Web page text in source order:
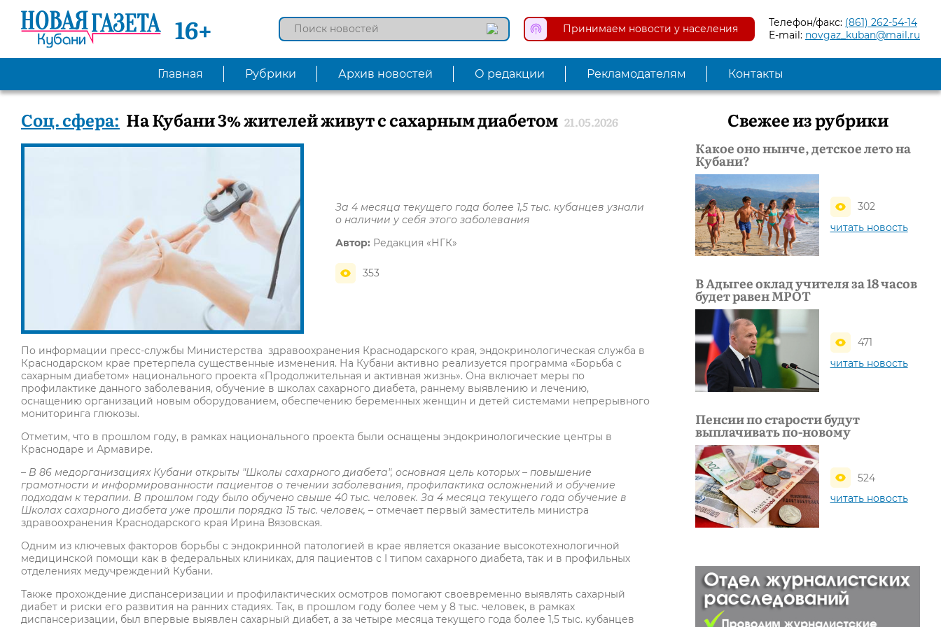
16+ Принимаем новости у населения Телефон/факс: (861) 262-54-14
E-mail: novgaz_kuban@mail.ru
Главная Рубрики Архив новостей О редакции Рекламодателям Контакты
Соц. сфера: На Кубани 3% жителей живут с сахарным диабетом 21.05.2026
За 4 месяца текущего года более 1,5 тыс. кубанцев узнали
о наличии у себя этого заболевания
Автор: Редакция «НГК»
353
По информации пресс-службы Министерства здравоохранения Краснодарского края, эндокринологическая служба в
Краснодарском крае претерпела существенные изменения. На Кубани активно реализуется программа «Борьба с
сахарным диабетом» национального проекта «Продолжительная и активная жизнь». Она включает меры по
профилактике данного заболевания, обучение в школах сахарного диабета, раннему выявлению и лечению,
оснащению организаций новым оборудованием, обеспечению беременных женщин и детей системами непрерывного
мониторинга глюкозы.
Отметим, что в прошлом году, в рамках национального проекта были оснащены эндокринологические центры в
Краснодаре и Армавире.
– В 86 медорганизациях Кубани открыты "Школы сахарного диабета", основная цель которых – повышение
грамотности и информированности пациентов о течении заболевания, профилактика осложнений и обучение
подходам к терапии. В прошлом году было обучено свыше 40 тыс. человек. За 4 месяца текущего года обучение в
Школах сахарного диабета уже прошли порядка 15 тыс. человек, – отмечает первый заместитель министра
здравоохранения Краснодарского края Ирина Вязовская.
Одним из ключевых факторов борьбы с эндокринной патологией в крае является оказание высокотехнологичной
медицинской помощи как в федеральных клиниках, для пациентов с I типом сахарного диабета, так и в профильных
отделениях медучреждений Кубани.
Также прохождение диспансеризации и профилактических осмотров помогают своевременно выявлять сахарный
диабет и риски его развития на ранних стадиях. Так, в прошлом году более чем у 8 тыс. человек, в рамках
диспансеризации, был впервые выявлен сахарный диабет, а за четыре месяца текущего года более 1,5 тыс. кубанцев
Свежее из рубрики
Какое оно нынче, детское лето на
Кубани?
302
читать новость
В Адыгее оклад учителя за 18 часов
будет равен МРОТ
471
читать новость
Пенсии по старости будут
выплачивать по-новому
524
читать новость